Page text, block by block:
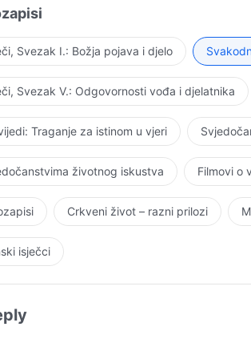
pokoriti se. Na kraju, svi će biti
u međuvremenu će biti kažnjeni i
to vrijeme dođe, oni „veliki i
„slabe i nemoćne kukavice”. Jedino se
koju čovjek ne može uvrijediti i samo
razumno?
Svezak I.: Božja pojava i djelo
Svezak V.: Odgovornosti vođa i djelatnika
Traganje za istinom u vjeri
životnog iskustva Filmovi o
Crkveni život – razni prilozi
isječci